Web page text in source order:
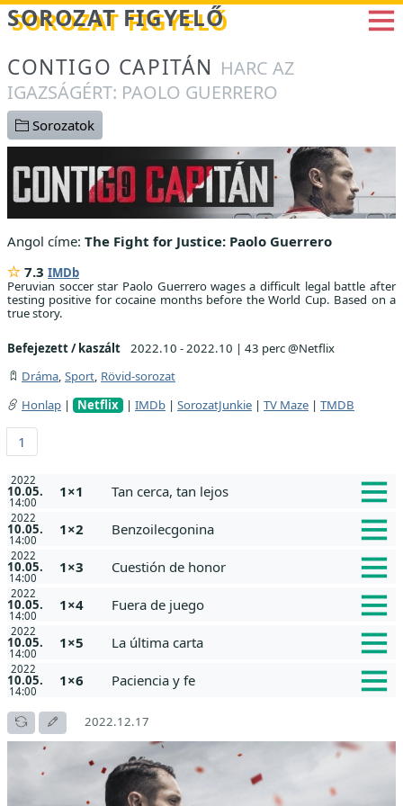
Betöltés...
SOROZAT FIGYELŐ
CONTIGO CAPITÁN HARC AZ
IGAZSÁGÉRT: PAOLO GUERRERO
Sorozatok
Angol címe: The Fight for Justice: Paolo Guerrero
7.3 IMDb
Peruvian soccer star Paolo Guerrero wages a difficult legal battle after
testing positive for cocaine months before the World Cup. Based on a
true story.
Befejezett / kaszált 2022.10 - 2022.10 | 43 perc @Netflix
Dráma, Sport, Rövid-sorozat
Honlap | Netflix | IMDb | SorozatJunkie | TV Maze | TMDB
1
2022
10.05.
14:00
1×1 Tan cerca, tan lejos
2022
10.05.
14:00
1×2 Benzoilecgonina
2022
10.05.
14:00
1×3 Cuestión de honor
2022
10.05.
14:00
1×4 Fuera de juego
2022
10.05.
14:00
1×5 La última carta
2022
10.05.
14:00
1×6 Paciencia y fe
2022.12.17